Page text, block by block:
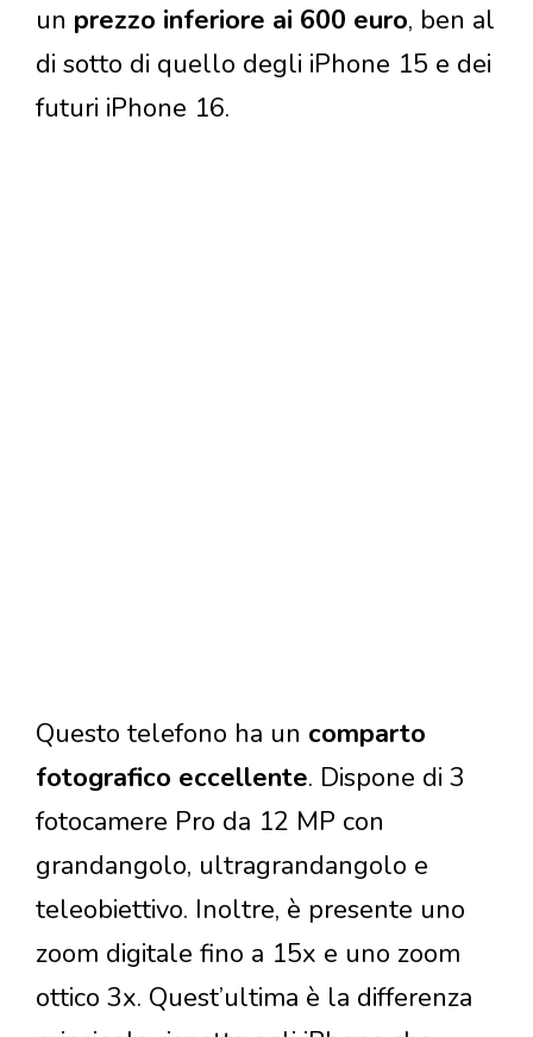
un prezzo inferiore ai 600 euro, ben al
di sotto di quello degli iPhone 15 e dei
futuri iPhone 16.
Questo telefono ha un comparto
fotografico eccellente. Dispone di 3
fotocamere Pro da 12 MP con
grandangolo, ultragrandangolo e
teleobiettivo. Inoltre, è presente uno
zoom digitale fino a 15x e uno zoom
ottico 3x. Quest’ultima è la differenza